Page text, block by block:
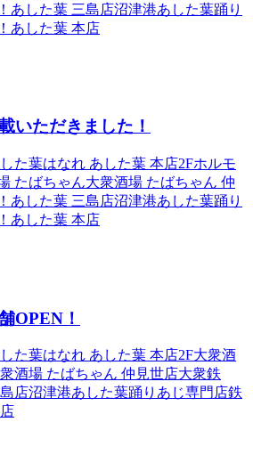
あした葉 三島店沼津港あした葉踊り
あした葉 本店
いただきました！
た葉はなれ あした葉 本店2Fホルモ
たばちゃん大衆酒場 たばちゃん 仲
あした葉 三島店沼津港あした葉踊り
あした葉 本店
OPEN！
た葉はなれ あした葉 本店2F大衆酒
酒場 たばちゃん 仲見世店大衆鉄
店沼津港あした葉踊りあじ専門店鉄